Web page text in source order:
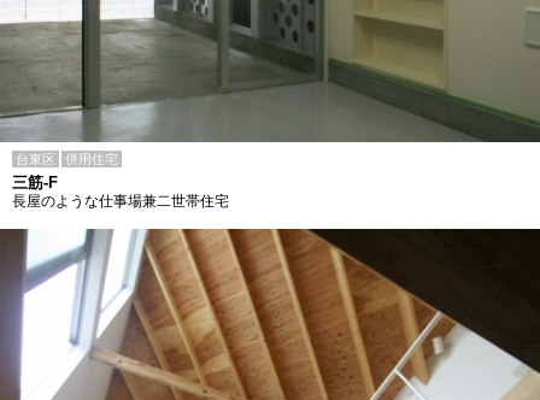
台東区 併用住宅
三筋-F
長屋のような仕事場兼二世帯住宅